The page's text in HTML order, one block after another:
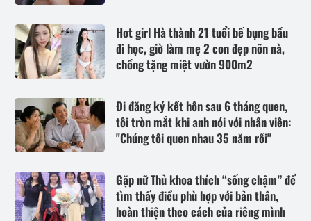
Hot girl Hà thành 21 tuổi bế bụng bầu
đi học, giờ làm mẹ 2 con đẹp nõn nà,
chồng tặng miệt vườn 900m2
Đi đăng ký kết hôn sau 6 tháng quen,
tôi tròn mắt khi anh nói với nhân viên:
"Chúng tôi quen nhau 35 năm rồi"
Gặp nữ Thủ khoa thích “sống chậm” để
tìm thấy điều phù hợp với bản thân,
hoàn thiện theo cách của riêng mình